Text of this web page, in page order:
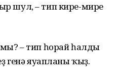
шул, – тип кире-мире
– тип һорай һалды
генә яуапланы ҡыҙ.